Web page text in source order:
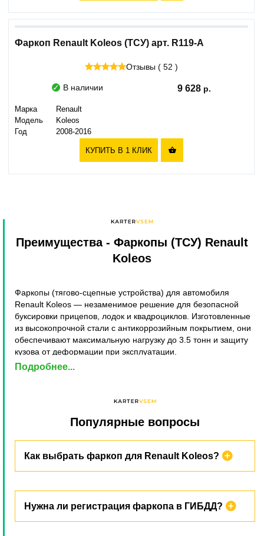
Фаркоп Renault Koleos (ТСУ) арт. R119-A
Отзывы ( 52 )
В наличии 9 628
Марка
Renault
Модель
Koleos
Год
2008-2016
КУПИТЬ В 1 КЛИК 
Преимущества- Фаркопы (ТСУ) Renault
Koleos
Фаркопы (тягово-сцепные устройства) для автомобиля
Renault Koleos — незаменимое решение для безопасной
буксировки прицепов, лодок и квадроциклов. Изготовленные
из высокопрочной стали с антикоррозийным покрытием, они
обеспечивают максимальную нагрузку до 3.5 тонн и защиту
кузова от деформации при эксплуатации.
Ключевое преимущество фаркопов Renault Koleos —
профессиональным подключением электропроводки.
Надёжность и функциональность
фаркопов
хромированным покрытием интегрируются в дизайн авто.
Съёмные модели позволяют демонтировать шар за 30
секунд, сохраняя чистоту бампера.
Подробнее...
Популярные вопросы
Как выбрать фаркоп для Renault Koleos?
максимальная нагрузка (указана в ПТС), вид крепления
Нужна ли регистрация фаркопа в ГИБДД?